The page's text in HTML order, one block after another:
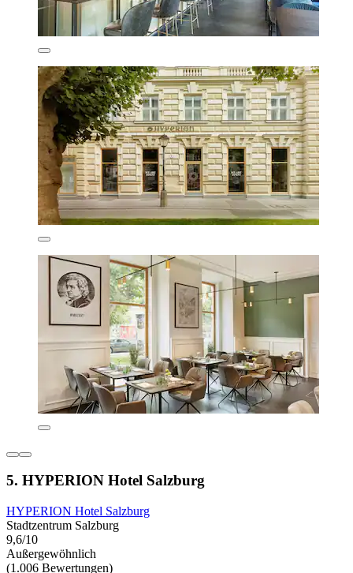
5. HYPERION Hotel Salzburg
HYPERION Hotel Salzburg
Stadtzentrum Salzburg
9,6/10
Außergewöhnlich
(1.006 Bewertungen)